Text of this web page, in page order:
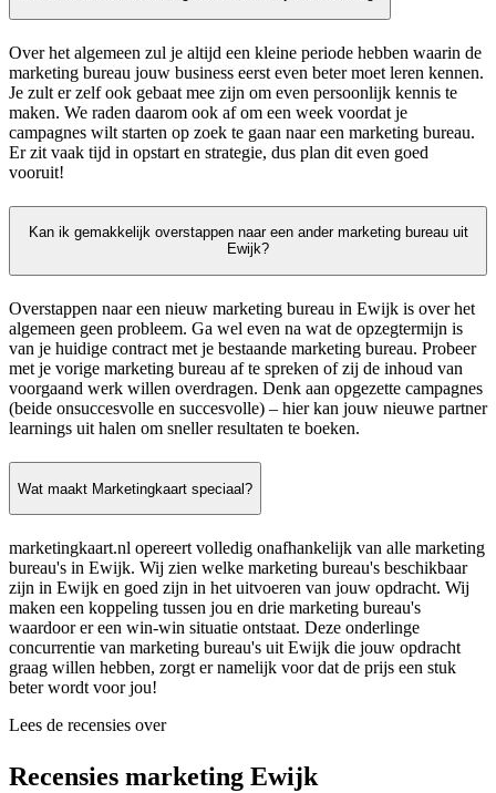
Over het algemeen zul je altijd een kleine periode hebben waarin de
marketing bureau jouw business eerst even beter moet leren kennen.
Je zult er zelf ook gebaat mee zijn om even persoonlijk kennis te
maken. We raden daarom ook af om een week voordat je
campagnes wilt starten op zoek te gaan naar een marketing bureau.
Er zit vaak tijd in opstart en strategie, dus plan dit even goed
vooruit!
Kan ik gemakkelijk overstappen naar een ander marketing bureau uit
Ewijk?
Overstappen naar een nieuw marketing bureau in Ewijk is over het
algemeen geen probleem. Ga wel even na wat de opzegtermijn is
van je huidige contract met je bestaande marketing bureau. Probeer
met je vorige marketing bureau af te spreken of zij de inhoud van
voorgaand werk willen overdragen. Denk aan opgezette campagnes
(beide onsuccesvolle en succesvolle) – hier kan jouw nieuwe partner
learnings uit halen om sneller resultaten te boeken.
Wat maakt Marketingkaart speciaal?
marketingkaart.nl opereert volledig onafhankelijk van alle marketing
bureau's in Ewijk. Wij zien welke marketing bureau's beschikbaar
zijn in Ewijk en goed zijn in het uitvoeren van jouw opdracht. Wij
maken een koppeling tussen jou en drie marketing bureau's
waardoor er een win-win situatie ontstaat. Deze onderlinge
concurrentie van marketing bureau's uit Ewijk die jouw opdracht
graag willen hebben, zorgt er namelijk voor dat de prijs een stuk
beter wordt voor jou!
Lees de recensies over
Recensies marketing Ewijk